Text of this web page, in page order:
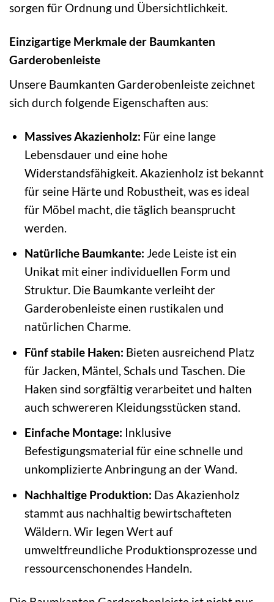
sorgen für Ordnung und Übersichtlichkeit.
Einzigartige Merkmale der Baumkanten
Garderobenleiste
Unsere Baumkanten Garderobenleiste zeichnet
sich durch folgende Eigenschaften aus:
Massives Akazienholz: Für eine lange
Lebensdauer und eine hohe
Widerstandsfähigkeit. Akazienholz ist bekannt
für seine Härte und Robustheit, was es ideal
für Möbel macht, die täglich beansprucht
werden.
Natürliche Baumkante: Jede Leiste ist ein
Unikat mit einer individuellen Form und
Struktur. Die Baumkante verleiht der
Garderobenleiste einen rustikalen und
natürlichen Charme.
Fünf stabile Haken: Bieten ausreichend Platz
für Jacken, Mäntel, Schals und Taschen. Die
Haken sind sorgfältig verarbeitet und halten
auch schwereren Kleidungsstücken stand.
Einfache Montage: Inklusive
Befestigungsmaterial für eine schnelle und
unkomplizierte Anbringung an der Wand.
Nachhaltige Produktion: Das Akazienholz
stammt aus nachhaltig bewirtschafteten
Wäldern. Wir legen Wert auf
umweltfreundliche Produktionsprozesse und
ressourcenschonendes Handeln.